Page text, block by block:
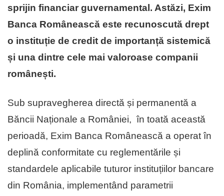
sprijin financiar guvernamental. Astăzi, Exim
Banca Românească este recunoscută drept
o instituție de credit de importanță sistemică
și una dintre cele mai valoroase companii
românești.
Sub supravegherea directă și permanentă a
Băncii Naționale a României, în toată această
perioadă, Exim Banca Românească a operat în
deplină conformitate cu reglementările și
standardele aplicabile tuturor instituțiilor bancare
din România, implementând parametrii